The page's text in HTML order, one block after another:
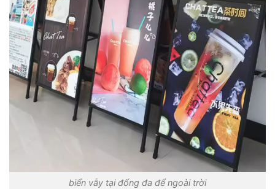
biển vẫy tại đống đa để ngoài trời